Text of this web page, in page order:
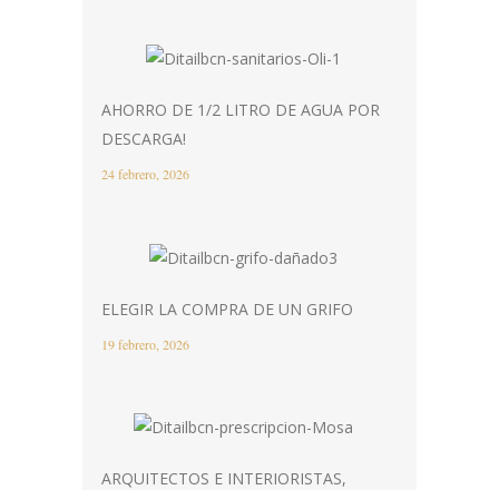
AHORRO DE 1/2 LITRO DE AGUA POR
DESCARGA!
24 febrero, 2026
ELEGIR LA COMPRA DE UN GRIFO
19 febrero, 2026
ARQUITECTOS E INTERIORISTAS,